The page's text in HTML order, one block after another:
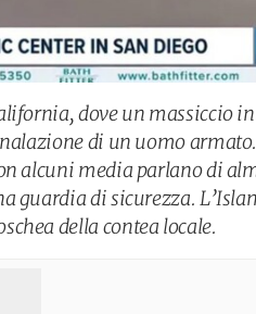
dove un massiccio
di un uomo armato.
alcuni media parlano di
guardia di sicurezza.
della contea locale.